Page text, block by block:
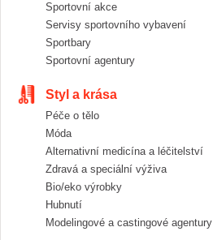
Sportovní akce
Servisy sportovního vybavení
Sportbary
Sportovní agentury
Styl a krása
Péče o tělo
Móda
Alternativní medicína a léčitelství
Zdravá a speciální výživa
Bio/eko výrobky
Hubnutí
Modelingové a castingové agentury